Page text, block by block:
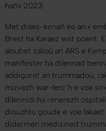
hañv 2023.
Met diaes-kenañ eo an «
Brest ha Karaez evit poent.
aloubet salioù an ARS e
manifester ha dilennad
addigoret an trummadoù,
mizvezh war-lerc’h e voe
dilennidi ha renerezh
diouzhtu goude e voe
didermen medisined